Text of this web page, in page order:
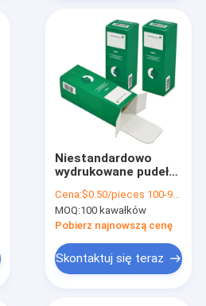
Niestandardowo
wydrukowane pudełka
zamkiem 350 gm 400
gm 500 gm Art
Coated Paper
Cena:$0.50/pieces 100-999 pieces
MOQ:100 kawałków
Pobierz najnowszą cenę
Skontaktuj się teraz